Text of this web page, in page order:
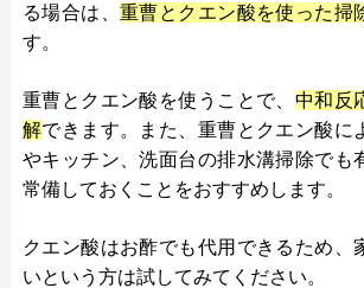
る場合は、重曹とクエン酸を使った掃
す。
重曹とクエン酸を使うことで、 中和反
解できます。また、重曹とクエン酸に
やキッチン、洗面台の排水溝掃除でも
常備しておくことをおすすめします。
クエン酸はお酢でも代用できるため、
いという方は試してみてください。